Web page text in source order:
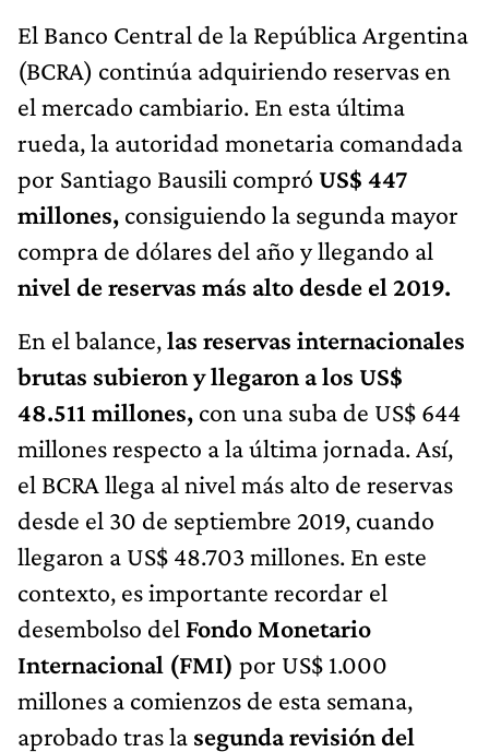
El Banco Central de la República Argentina
(BCRA) continúa adquiriendo reservas en
el mercado cambiario. En esta última
rueda, la autoridad monetaria comandada
por Santiago Bausili compró US$ 447
millones, consiguiendo la segunda mayor
compra de dólares del año y llegando al
nivel de reservas más alto desde el 2019.
En el balance,las reservas internacionales
brutas subieron y llegaron a los US$
48.511 millones, con una suba de US$ 644
millones respecto a la última jornada. Así,
el BCRA llega al nivel más alto de reservas
desde el 30 de septiembre 2019, cuando
llegaron a US$ 48.703 millones. En este
contexto, es importante recordar el
desembolso del Fondo Monetario
Internacional (FMI) por US$ 1.000
millones a comienzos de esta semana,
aprobado tras la segunda revisión del